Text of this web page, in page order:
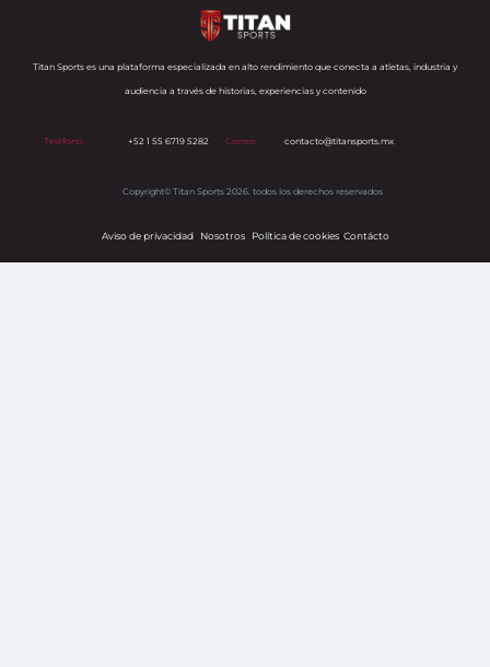
Titan Sports es una plataforma especializada en alto rendimiento que conecta a atletas, industria y
audiencia a través de historias, experiencias y contenido
Teléfono: +52 1 55 6719 5282 Correo: contacto@titansports.mx
Copyright© Titan Sports 2026. todos los derechos reservados
Aviso de privacidad Nosotros Política de cookiess Contácto